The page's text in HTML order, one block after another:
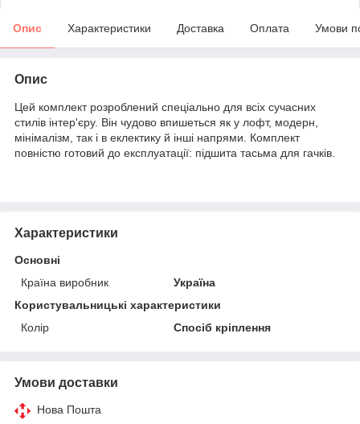
Опис Характеристики Доставка Оплата Умови
Опис
Цей комплект розроблений спеціально для всіх сучасних
стилів інтер'єру. Він чудово впишеться як у лофт, модерн,
мінімалізм, так і в еклектику й інші напрями. Комплект
повністю готовий до експлуатації: підшита тасьма для гачків.
Характеристики
Основні
Країна виробник
Україна
Користувальницькі характеристики
Колір
Спосіб кріплення
Умови доставки
Нова Пошта